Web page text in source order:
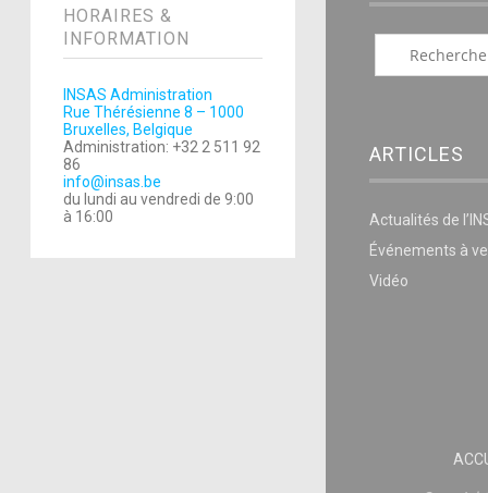
HORAIRES &
INFORMATION
INSAS Administration
Rue Thérésienne 8 – 1000
Bruxelles, Belgique
Administration: +32 2 511 92
86
info@insas.be
du lundi au vendredi de 9:00
à 16:00
ARTICLES
Actualités de
Événements à
Vidéo